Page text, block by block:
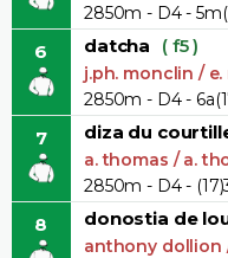
2850m - D4 -
6 datcha ( f5 )
j.ph. monclin / e.
2850m - D4 -
7 diza du
a. thomas / a.
2850m - D4 -
8 donostia de
anthony dollion